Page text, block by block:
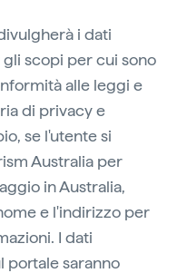
i dati
scopi per cui sono
alle leggi e
di privacy e
se l'utente si
Australia per
in Australia,
e l'indirizzo per
I dati
portale saranno